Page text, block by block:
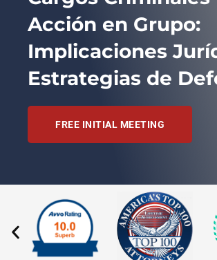
Acción en Grupo:
Implicaciones
Estrategias de
FREE INITIAL MEETING